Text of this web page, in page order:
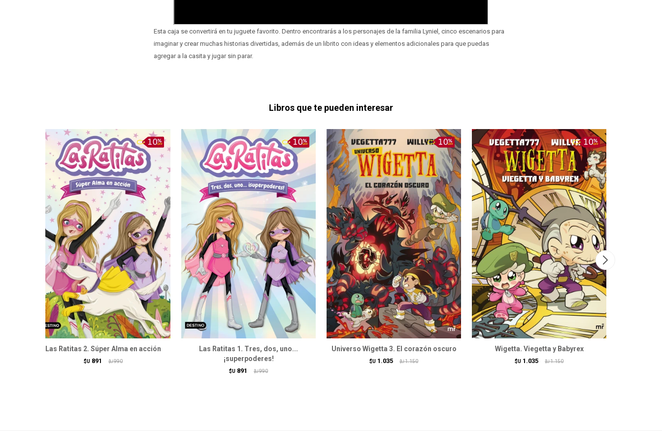
Esta caja se convertirá en tu juguete favorito. Dentro encontrarás a los personajes de la familia Lyniel, cinco escenarios para
imaginar y crear muchas historias divertidas, además de un librito con ideas y elementos adicionales para que puedas
agregar a la casita y jugar sin parar.
Libros que te pueden interesar
Las Ratitas 2. Súper Alma en acción
$U 891 $U 990
Las Ratitas 1. Tres, dos, uno...
¡superpoderes!
$U 891 $U 990
Universo Wigetta 3. El corazón oscuro
$U 1.035 $U 1.150
Wigetta. Viegetta y Babyrex
$U 1.035 $U 1.150